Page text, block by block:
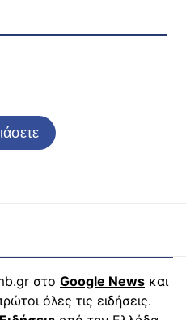
στο Google News και
όλες τις ειδήσεις.